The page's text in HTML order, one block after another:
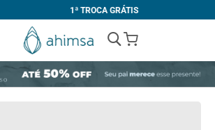
1ª TROCA GRÁTIS
My Cart